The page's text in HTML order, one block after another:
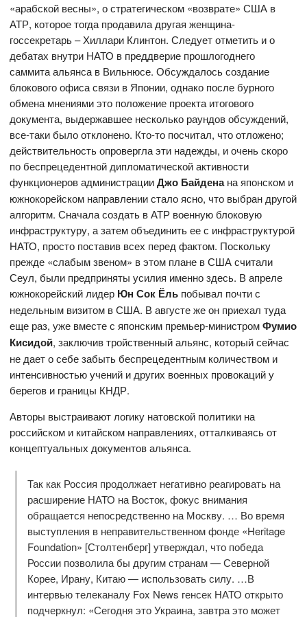
«арабской весны», о стратегическом «возврате» США в
АТР, которое тогда продавила другая женщина-
госсекретарь – Хиллари Клинтон. Следует отметить и о
дебатах внутри НАТО в преддверие прошлогоднего
саммита альянса в Вильнюсе. Обсуждалось создание
блокового офиса связи в Японии, однако после бурного
обмена мнениями это положение проекта итогового
документа, выдержавшее несколько раундов обсуждений,
все-таки было отклонено. Кто-то посчитал, что отложено;
действительность опровергла эти надежды, и очень скоро
по беспрецедентной дипломатической активности
функционеров администрацииДжо Байденана японском и
южнокорейском направлении стало ясно, что выбран другой
алгоритм. Сначала создать в АТР военную блоковую
инфраструктуру, а затем объединить ее с инфраструктурой
НАТО, просто поставив всех перед фактом. Поскольку
прежде «слабым звеном» в этом плане в США считали
Сеул, были предприняты усилия именно здесь. В апреле
южнокорейский лидер Юн Сок Ёль побывал почти с
недельным визитом в США. В августе же он приехал туда
еще раз, уже вместе с японским премьер-министромФумио
Кисидой, заключив тройственный альянс, который сейчас
не дает о себе забыть беспрецедентным количеством и
интенсивностью учений и других военных провокаций у
берегов и границы КНДР.
Авторы выстраивают логику натовской политики на
российском и китайском направлениях, отталкиваясь от
концептуальных документов альянса.
Так как Россия продолжает негативно реагировать на
расширение НАТО на Восток, фокус внимания
обращается непосредственно на Москву. … Во время
выступления в неправительственном фонде «Heritage
Foundation» [Столтенберг] утверждал, что победа
России позволила бы другим странам — Северной
Корее, Ирану, Китаю — использовать силу. …В
интервью телеканалу Fox News генсек НАТО открыто
подчеркнул: «Сегодня это Украина, завтра это может